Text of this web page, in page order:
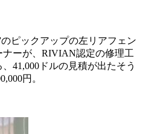
ピックアップの左リアフェン
ーが、RIVIAN認定の修理工
41,000ドルの見積が出たそう
円。